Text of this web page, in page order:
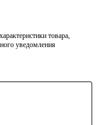
товара,
уведомления